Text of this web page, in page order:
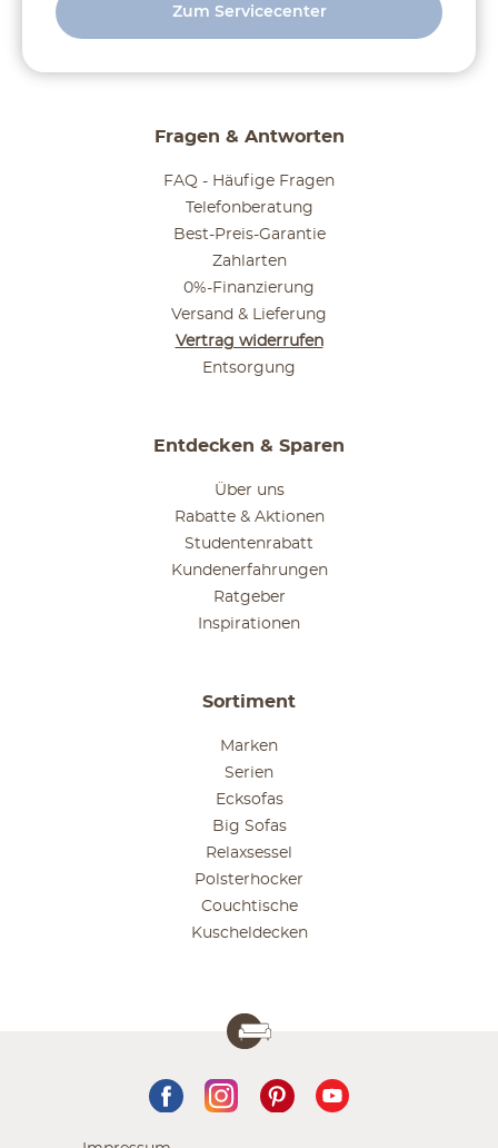
Fragen & Antworten
FAQ - Häufige Fragen
Telefonberatung
Best-Preis-Garantie
Zahlarten
0%-Finanzierung
Versand & Lieferung
Vertrag widerrufen
Entsorgung
Entdecken & Sparen
Über uns
Rabatte & Aktionen
Studentenrabatt
Kundenerfahrungen
Ratgeber
Inspirationen
Sortiment
Marken
Serien
Ecksofas
Big Sofas
Relaxsessel
Polsterhocker
Couchtische
Kuscheldecken
Zum Servicecenter